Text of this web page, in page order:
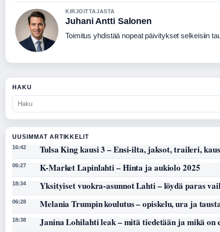
KIRJOITTAJASTA
Juhani Antti Salonen
Toimitus yhdistää nopeat päivitykset selkeisiin
HAKU
UUSIMMAT ARTIKKELIT
16:42 Tulsa King kausi 3 – Ensi-ilta, jaksot, traileri,
06:27 K-Market Lapinlahti – Hinta ja aukiolo 2025
18:34 Yksityiset vuokra-asunnot Lahti – löydä paras
06:28 Melania Trumpin koulutus – opiskelu, ura ja
18:38 Janina Lohilahti leak – mitä tiedetään ja mikä on